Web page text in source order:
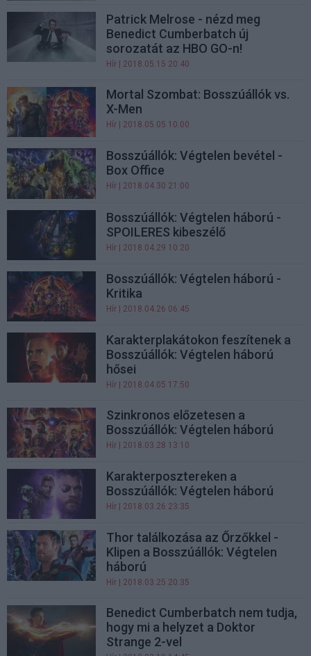
Patrick Melrose - nézd meg
Benedict Cumberbatch új
sorozatát az HBO GO-n!
Hír | 2018.05.15 20:40
Mortal Szombat: Bosszúállók vs.
X-Men
Hír | 2018.05.05 10:00
Bosszúállók: Végtelen bevétel -
Box Office
Hír | 2018.04.30 21:00
Bosszúállók: Végtelen háború -
SPOILERES kibeszélő
Hír | 2018.04.29 10:20
Bosszúállók: Végtelen háború -
Kritika
Hír | 2018.04.26 06:45
Karakterplakátokon feszítenek a
Bosszúállók: Végtelen háború
hősei
Hír | 2018.04.05 17:50
Szinkronos előzetesen a
Bosszúállók: Végtelen háború
Hír | 2018.03.28 13:10
Karakterposztereken a
Bosszúállók: Végtelen háború
Hír | 2018.03.26 23:35
Thor találkozása az Őrzőkkel -
Klipen a Bosszúállók: Végtelen
háború
Hír | 2018.03.25 20:35
Benedict Cumberbatch nem tudja,
hogy mi a helyzet a Doktor
Strange 2-vel